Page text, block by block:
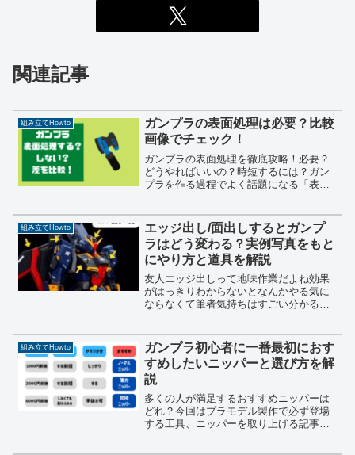
関連記事
組み立てHowto
ガンプラの表面処理は必要？比較
画像でチェック！
ガンプラの表面処理を徹底攻略！必要？
どうやればいいの？時短するには？ガン
プラを作る過程でよく話題になる「表面
の？やるやらないでどう違うの？面倒く
さいから時短したい。などな...
組み立てHowto
エッジ出し/面出しするとガンプ
ラはどう変わる？実例写真をもと
にやり方と道具を解説
友人エッジ出しって地味作業だよね効果
がはっきりわからないとなんかやる気に
ならなくて筆者気持ちはすごい分かる試
ズ、エッジ出し/面出し作業です。確か
に、地味です。しかし、筆者...
組み立てHowto
ガンプラ初心者に一番最初におす
すめしたいニッパーと選び方を解
説
多くの人が満足するおすすめニッパーは
どれ？今回はプラモデル製作で必ず登場
する工具、ニッパーを取り上げる記事で